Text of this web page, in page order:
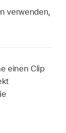
verwenden,
einen Clip